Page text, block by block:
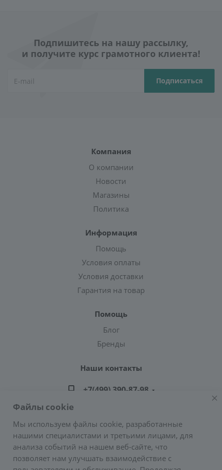
Подпишитесь на нашу рассылку,
и получите курс грамотного клиента!
Компания
О компании
Новости
Магазины
Политика
Информация
Помощь
Условия оплаты
Условия доставки
Гарантия на товар
Помощь
Блог
Бренды
Наши контакты
+7(499) 390-87-98
Адрес: г. Москва, ул. Подольских Курсантов,
д.3, стр.2 (метро Пражская)
E-mail:zakaz@greencond.ru
Файлы cookie
Мы используем файлы cookie, разработанные
нашими специалистами и третьими лицами, для
анализа событий на нашем веб-сайте, что
позволяет нам улучшать взаимодействие с